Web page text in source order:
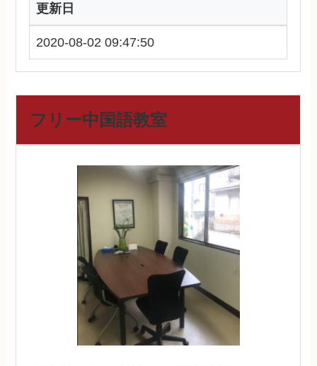
更新日
2020-08-02 09:47:50
フリー中国語教室